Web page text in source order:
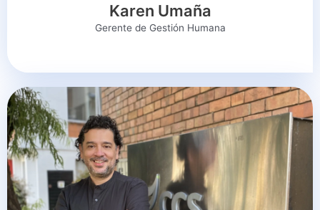
Karen Umaña
Gerente de Gestión Humana